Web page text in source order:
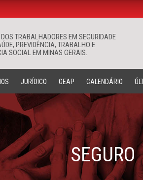
TRABALHADORES EM SEGURIDADE
PREVIDÊNCIA, TRABALHO E
SOCIAL EM MINAS GERAIS.
Buscar
JURÍDICO GEAP CALENDÁRIO
SEGURO